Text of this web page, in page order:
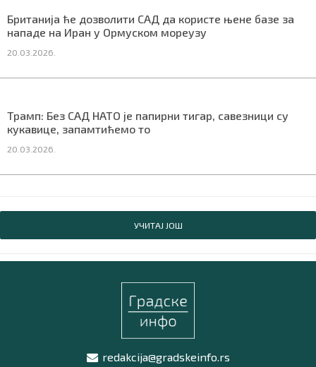
Британија ће дозволити САД да користе њене базе за
нападе на Иран у Ормуском мореузу
20.03.2026.
Трамп: Без САД НАТО је папирни тигар, савезници су
кукавице, запамтићемо то
20.03.2026.
УЧИТАЈ ЈОШ
redakcija@gradskeinfo.rs